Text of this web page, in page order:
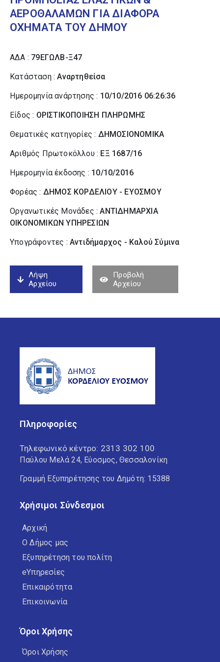
ΑΕΡΟΘΑΛΑΜΩΝ ΓΙΑ ΔΙΑΦΟΡΑ
ΟΧΗΜΑΤΑ ΤΟΥ ΔΗΜΟΥ
ΑΔΑ : 79ΕΓΩΛΒ-Ξ47
Κατάσταση :Αναρτηθείσα
Ημερομηνία ανάρτησης : 10/10/2016 06:26:36
Είδος : ΟΡΙΣΤΙΚΟΠΟΙΗΣΗ ΠΛΗΡΩΜΗΣ
Θεματικές κατηγορίες : ΔΗΜΟΣΙΟΝΟΜΙΚΑ
Αριθμός Πρωτοκόλλου : ΕΞ 1687/16
Ημερομηνία έκδοσης : 10/10/2016
Φορέας : ΔΗΜΟΣ ΚΟΡΔΕΛΙΟΥ - ΕΥΟΣΜΟΥ
Οργανωτικές Μονάδες :ΑΝΤΙΔΗΜΑΡΧΙΑ
ΟΙΚΟΝΟΜΙΚΩΝ ΥΠΗΡΕΣΙΩΝ
Υπογράφοντες : Αντιδήμαρχος - Καλού Σύµινα
Λήψη
Αρχείου
Προβολή
Αρχείου
Πληροφορίες
Τηλεφωνικό κέντρο: 2313 302 100
Παύλου Μελά 24, Εύοσμος, Θεσσαλονίκη
Γραμμή Εξυπηρέτησης του Δημότη: 15388
Χρήσιμοι Σύνδεσμοι
Αρχική
Ο Δήμος μας
Εξυπηρέτηση του πολίτη
eΥπηρεσίες
Επικαιρότητα
Επικοινωνία
Όροι Χρήσης
Όροι Χρήσης